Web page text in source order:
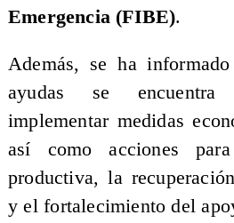
Emergencia (FIBE).
Además, se ha
ayudas se encuentra
implementar medidas
así como acciones
productiva, la
y el fortalecimiento del